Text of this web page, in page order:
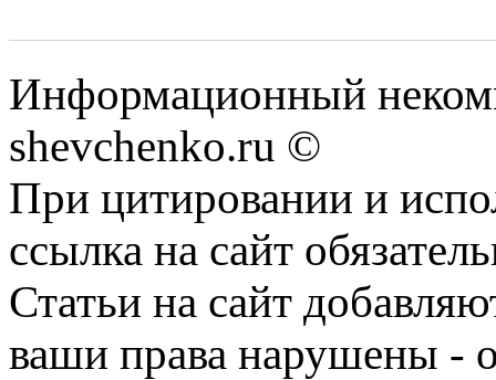
Информационный
shevchenko.ru ©
При цитировании и
ссылка на сайт
Статьи на сайт
ваши права нарушены -